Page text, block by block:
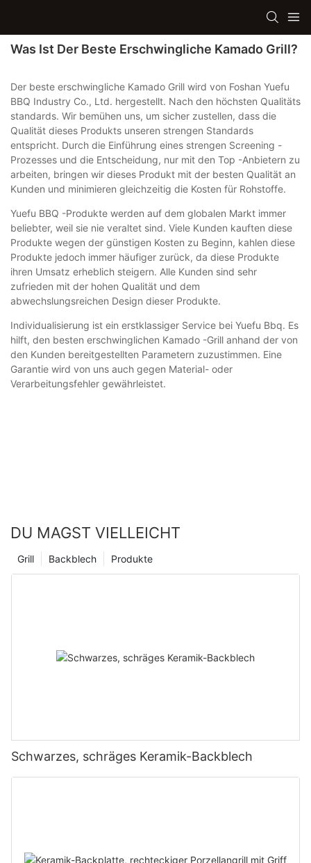
Was Ist Der Beste Erschwingliche Kamado Grill?
Der beste erschwingliche Kamado Grill wird von Foshan Yuefu
BBQ Industry Co., Ltd. hergestellt. Nach den höchsten Qualitäts
standards. Wir bemühen uns, um sicher zustellen, dass die
Qualität dieses Produkts unseren strengen Standards
entspricht. Durch die Einführung eines strengen Screening -
Prozesses und die Entscheidung, nur mit den Top -Anbietern zu
arbeiten, bringen wir dieses Produkt mit der besten Qualität an
Kunden und minimieren gleichzeitig die Kosten für Rohstoffe.
Yuefu BBQ -Produkte werden auf dem globalen Markt immer
beliebter, weil sie nie veraltet sind. Viele Kunden kauften diese
Produkte wegen der günstigen Kosten zu Beginn, kahlen diese
Produkte jedoch immer häufiger zurück, da diese Produkte
ihren Umsatz erheblich steigern. Alle Kunden sind sehr
zufrieden mit der hohen Qualität und dem
abwechslungsreichen Design dieser Produkte.
Individualisierung ist ein erstklassiger Service bei Yuefu Bbq. Es
hilft, den besten erschwinglichen Kamado -Grill anhand der von
den Kunden bereitgestellten Parametern zuzustimmen. Eine
Garantie wird von uns auch gegen Material- oder
Verarbeitungsfehler gewährleistet.
DU MAGST VIELLEICHT
Produkte
Backblech
Grill
Schwarzes, schräges Keramik-Backblech